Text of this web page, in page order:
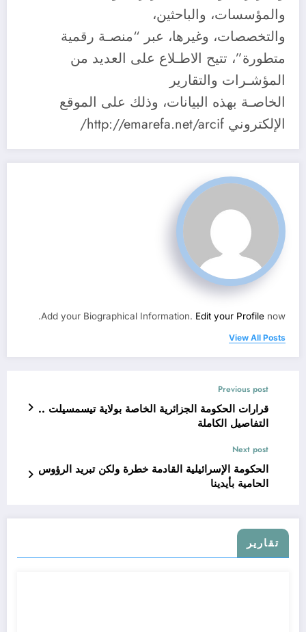
والمؤسسات، والباحثين،
والتخصصات، وغيرها، عبر “منصـة رقمية
متطورة”، تتيح الاطـلاع على العديد من
المؤشـرات والتقارير
الخاصـة بهذه البيانات، وذلك على الموقع
الإلكتروني http://emarefa.net/arcif/
Add your Biographical Information. Edit your Profile now.
View All Posts
Previous post
قرارات الحكومة الجزائرية الخاصة بولاية تيسمسيلت ..
التفاصيل الكاملة
Next post
الحكومة الإسرائيلية القادمة خطرة ولكن تبريد الرؤوس
الحامية بأيدينا
تقارير